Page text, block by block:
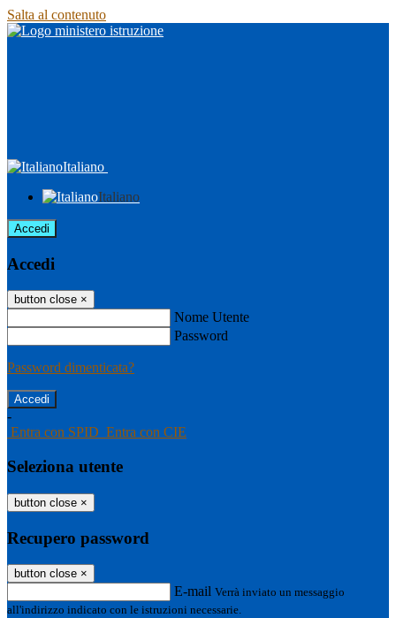
Salta al contenuto
Italiano
Italiano
Accedi
Accedi
button close ×
Nome Utente
Password
Password dimenticata?
-
Entra con SPID Entra con CIE
Seleziona utente
button close ×
Recupero password
button close ×
E-mail Verrà inviato un messaggio
all'indirizzo indicato con le istruzioni necessarie.